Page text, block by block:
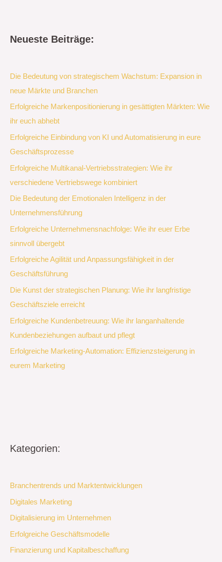
Neueste Beiträge:
Die Bedeutung von strategischem Wachstum: Expansion in
neue Märkte und Branchen
Erfolgreiche Markenpositionierung in gesättigten Märkten: Wie
ihr euch abhebt
Erfolgreiche Einbindung von KI und Automatisierung in eure
Geschäftsprozesse
Erfolgreiche Multikanal-Vertriebsstrategien: Wie ihr
verschiedene Vertriebswege kombiniert
Die Bedeutung der Emotionalen Intelligenz in der
Unternehmensführung
Erfolgreiche Unternehmensnachfolge: Wie ihr euer Erbe
sinnvoll übergebt
Erfolgreiche Agilität und Anpassungsfähigkeit in der
Geschäftsführung
Die Kunst der strategischen Planung: Wie ihr langfristige
Geschäftsziele erreicht
Erfolgreiche Kundenbetreuung: Wie ihr langanhaltende
Kundenbeziehungen aufbaut und pflegt
Erfolgreiche Marketing-Automation: Effizienzsteigerung in
eurem Marketing
Kategorien:
Branchentrends und Marktentwicklungen
Digitales Marketing
Digitalisierung im Unternehmen
Erfolgreiche Geschäftsmodelle
Finanzierung und Kapitalbeschaffung